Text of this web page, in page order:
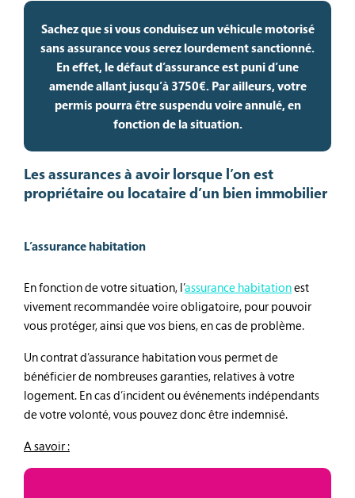
Sachez que si vous conduisez un véhicule motorisé
sans assurance vous serez lourdement sanctionné.
En effet, le défaut d’assurance est puni d’une
amende allant jusqu’à 3750€. Par ailleurs, votre
permis pourra être suspendu voire annulé, en
fonction de la situation.
Les assurances à avoir lorsque l’on est
propriétaire ou locataire d’un bien immobilier
L’assurance habitation
En fonction de votre situation, l’assurance habitationest
vivement recommandée voire obligatoire, pour pouvoir
vous protéger, ainsi que vos biens, en cas de problème.
Un contrat d’assurance habitation vous permet de
bénéficier de nombreuses garanties, relatives à votre
logement. En cas d’incident ou événements indépendants
de votre volonté, vous pouvez donc être indemnisé.
A savoir :